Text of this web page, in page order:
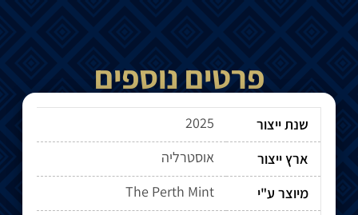
פרטים נוספים
שנת ייצור
2025
ארץ ייצור
אוסטרליה
מיוצר ע"י
The Perth Mint